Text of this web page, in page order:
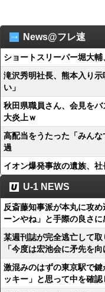
News@フレ速
ショートスリーパー堀大
滝沢秀明社長、熊本入り
い」
秋田県職員さん、会見を
大炎上ｗ
高配当をうたった「みん
過
イオン爆発事故の遺族、
U-1 NEWS
反斎藤知事派が本丸に攻
ーンやね」と手際の良さに
某週刊誌が完全逃亡して取
「今度は宏池会に矛先を
激混みのはずの東京駅で
ッキー」と思って中を確認